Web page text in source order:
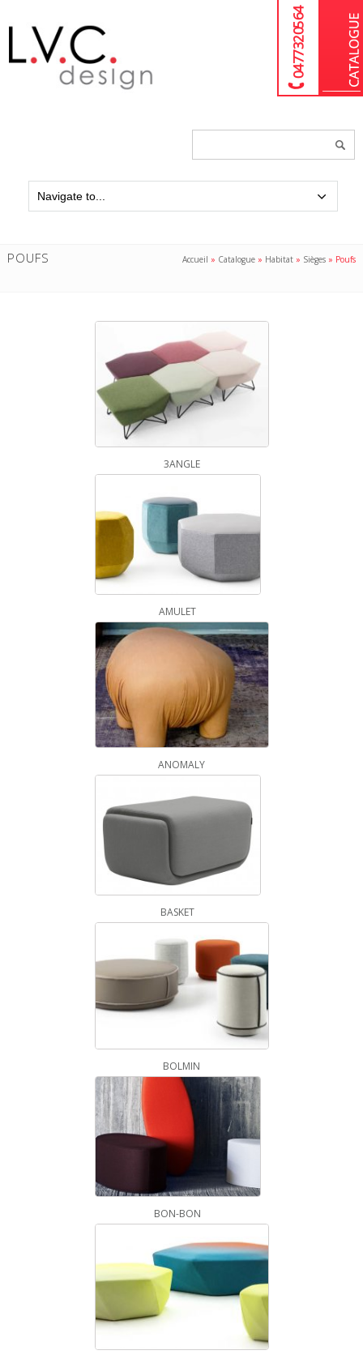
04 77 32 05 64
POUFS Accueil » Catalogue » Habitat » Sièges » Poufs
3ANGLE
AMULET
ANOMALY
BASKET
BOLMIN
BON-BON